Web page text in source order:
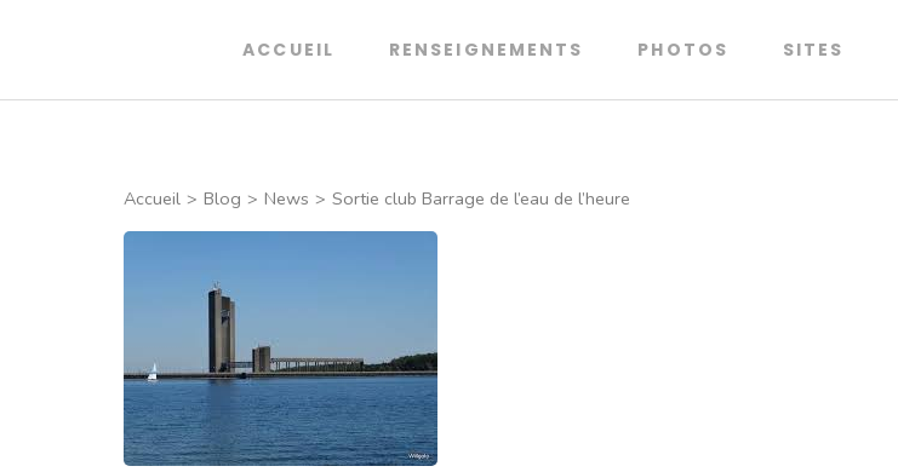
Club de Plongée de Thionville
ACCUEIL RENSEIGNEMENTS PHOTOS SITES
Accueil > Blog > News > Sortie club Barrage de l’eau de l’heure